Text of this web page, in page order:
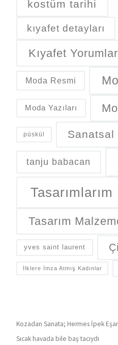
kostüm tarihi
kıyafet detayları
Kıyafet
Moda Resmi
Moda Yazıları
püskül Sanatsal
tanju babacan
Tasarımlarım
Tasarım
yves saint laurent
İlklere İmza Atmış Kadınlar
Kozadan Sanata; Hermes İpek
Sıcak havada bile baş tacıydı